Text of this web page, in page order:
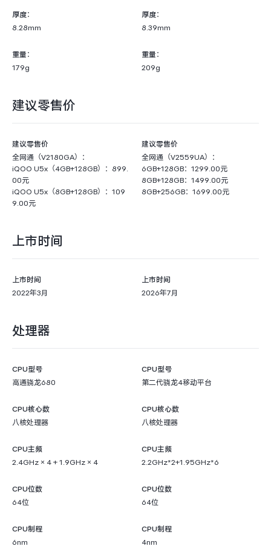
厚度：
8.28mm
厚度：
8.39mm
重量：
179g
重量：
209g
建议零售价
建议零售价
全网通（V2180GA）：
iQOO U5x（4GB+128GB）：899.
00元
iQOO U5x（8GB+128GB）：109
9.00元
建议零售价
全网通（V2559UA）：
6GB+128GB：1299.00元
8GB+128GB：1499.00元
8GB+256GB：1699.00元
上市时间
上市时间
2022年3月
上市时间
2026年7月
处理器
CPU型号
高通骁龙680
CPU型号
第二代骁龙4移动平台
CPU核心数
八核处理器
CPU核心数
八核处理器
CPU主频
2.4GHz × 4 + 1.9GHz × 4
CPU主频
2.2GHz*2+1.95GHz*6
CPU位数
64位
CPU位数
64位
CPU制程
6nm
CPU制程
4nm